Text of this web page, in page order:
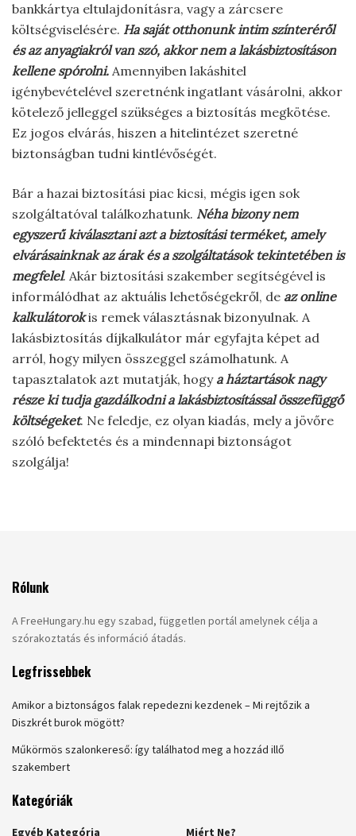
bankkártya eltulajdonításra, vagy a zárcsere
költségviselésére. Ha saját otthonunk intim színteréről
és az anyagiakról van szó, akkor nem a lakásbiztosításon
kellene spórolni. Amennyiben lakáshitel
igénybevételével szeretnénk ingatlant vásárolni, akkor
kötelező jelleggel szükséges a biztosítás megkötése.
Ez jogos elvárás, hiszen a hitelintézet szeretné
biztonságban tudni kintlévőségét.
Bár a hazai biztosítási piac kicsi, mégis igen sok
szolgáltatóval találkozhatunk. Néha bizony nem
egyszerű kiválasztani azt a biztosítási terméket, amely
elvárásainknak az árak és a szolgáltatások tekintetében is
megfelel. Akár biztosítási szakember segítségével is
informálódhat az aktuális lehetőségekről, de az online
kalkulátorokis remek választásnak bizonyulnak. A
lakásbiztosítás díjkalkulátor már egyfajta képet ad
arról, hogy milyen összeggel számolhatunk. A
tapasztalatok azt mutatják, hogy a háztartások nagy
része ki tudja gazdálkodni a lakásbiztosítással összefüggő
költségeket. Ne feledje, ez olyan kiadás, mely a jövőre
szóló befektetés és a mindennapi biztonságot
szolgálja!
Rólunk
A FreeHungary.hu egy szabad, független portál amelynek célja a
szórakoztatás és információ átadás.
Legfrissebbek
Amikor a biztonságos falak repedezni kezdenek – Mi rejtőzik a
Diszkrét burok mögött?
Műkörmös szalonkereső: így találhatod meg a hozzád illő
szakembert
Kategóriák
Egyéb Kategória Miért Ne?